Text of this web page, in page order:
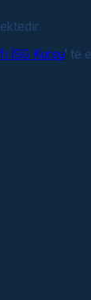
İSG Kursu’ te